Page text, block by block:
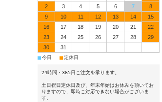
2
3 4 5 6 7
8
9
10 11 12 13 14
15
16
17 18 19 20 21
22
23
24 25 26 27 28
29
30
31
■今日 ■定休日
24時間・365日ご注文を承ります。
土日祝日定休日及び、年末年始はお休みを頂いてお
りますので、即時ご対応できない場合がございま
す。